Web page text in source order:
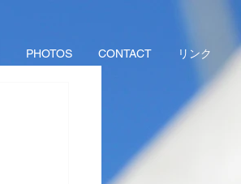
PHOTOS CONTACT リンク